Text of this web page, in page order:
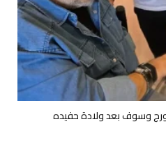
وسوف بعد ولادة حفيده